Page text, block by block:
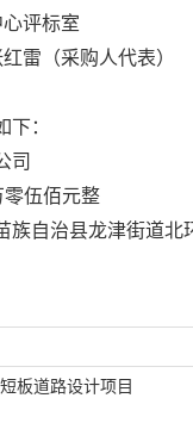
评标室
雷（采购人代表）
：
司
伍佰元整
族自治县龙津街道北
板道路设计项目